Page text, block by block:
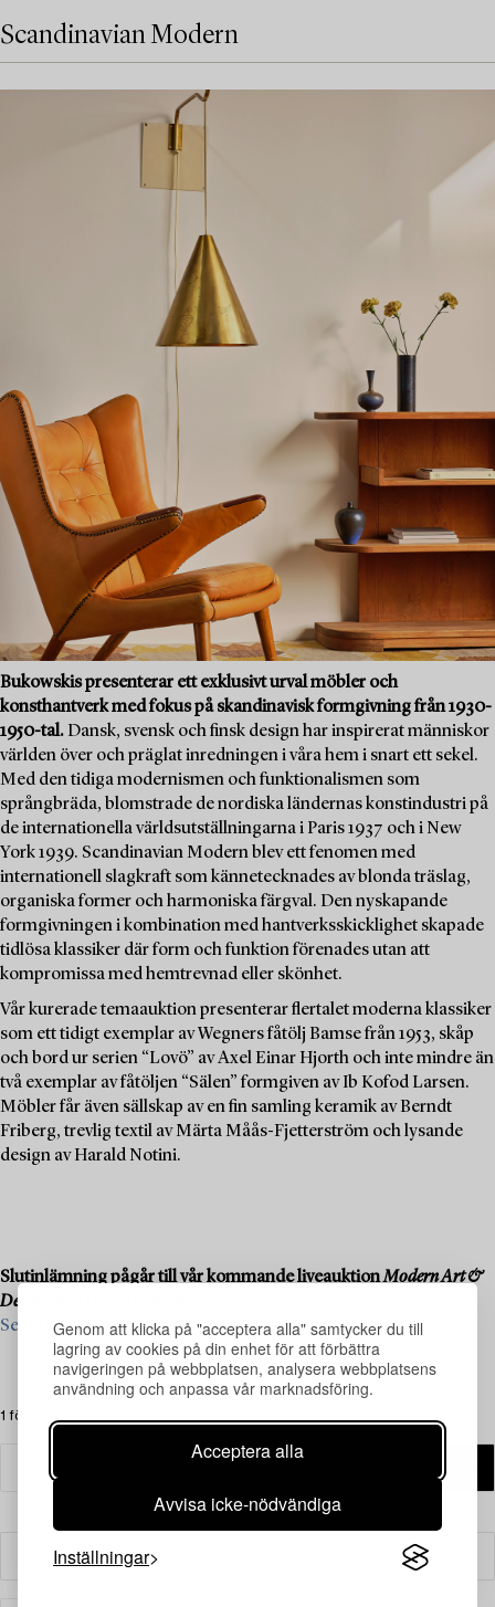
Genom att klicka på "acceptera alla" samtycker du till
lagring av cookies på din enhet för att förbättra
navigeringen på webbplatsen, analysera webbplatsens
användning och anpassa vår marknadsföring.
Acceptera alla
Avvisa icke-nödvändiga
Inställningar
Scandinavian Modern
Bukowskis presenterar ett exklusivt urval möbler och
konsthantverk med fokus på skandinavisk formgivning från 1930-
1950-tal. Dansk, svensk och finsk design har inspirerat människor
världen över och präglat inredningen i våra hem i snart ett sekel.
Med den tidiga modernismen och funktionalismen som
språngbräda, blomstrade de nordiska ländernas konstindustri på
de internationella världsutställningarna i Paris 1937 och i New
York 1939. Scandinavian Modern blev ett fenomen med
internationell slagkraft som kännetecknades av blonda träslag,
organiska former och harmoniska färgval. Den nyskapande
formgivningen i kombination med hantverksskicklighet skapade
tidlösa klassiker där form och funktion förenades utan att
kompromissa med hemtrevnad eller skönhet.
Vår kurerade temaauktion presenterar flertalet moderna klassiker
som ett tidigt exemplar av Wegners fåtölj Bamse från 1953, skåp
och bord ur serien “Lovö” av Axel Einar Hjorth och inte mindre än
två exemplar av fåtöljen “Sälen” formgiven av Ib Kofod Larsen.
Möbler får även sällskap av en fin samling keramik av Berndt
Friberg, trevlig textil av Märta Måås-Fjetterström och lysande
design av Harald Notini.
Slutinlämning pågår till vår kommande liveauktionModern Art &
Design
Se vad vi söker och kontakta oss för värdering ›
1 föremål